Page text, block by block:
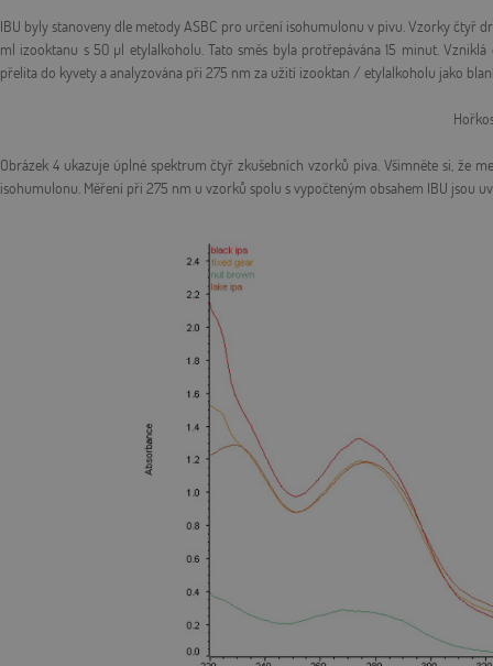
IBU byly stanoveny dle metody ASBC pro určení isohumulonu v pivu. Vzorky čtyř
ml izooktanu s 50 µl etylalkoholu. Tato směs byla protřepávána 15 minut.
přelita do kyvety a analyzována při 275 nm za užití izooktan / etylalkoholu jako
Obrázek 4 ukazuje úplné spektrum čtyř zkušebních vzorků piva. Všimněte si, že
isohumulonu. Měření při 275 nm u vzorků spolu s vypočteným obsahem IBU jsou